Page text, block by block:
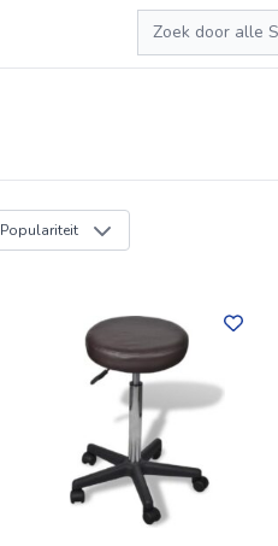
Zoeken
Populariteit